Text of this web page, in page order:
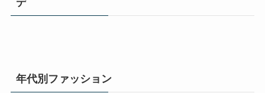
年代別ファッション